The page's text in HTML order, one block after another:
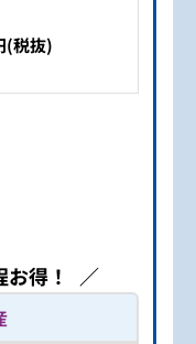
(税抜)
得！